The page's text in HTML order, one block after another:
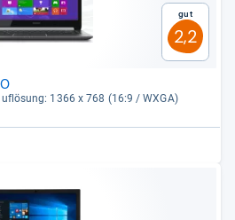
Gut
2,2
1366 x 768 (16:9 / WXGA)